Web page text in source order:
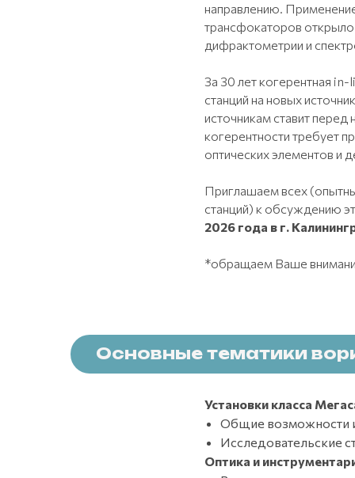
направлению.
трансфокаторов
дифрактометрии и
За 30 лет когерентная
станций на новых
источникам ставит
когерентности требует
оптических элементов и
Приглашаем всех
станций) к обсуждению
2026 года в г.
*обращаем Ваше
Основные тематики
Установки класса
Общие возможности
Исследовательские
Оптика и